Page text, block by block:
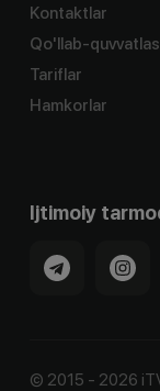
Kontaktlar
Qo'llab-
Tariflar
Hamkorlar
Ijtimoiy
© 2015 - 2026